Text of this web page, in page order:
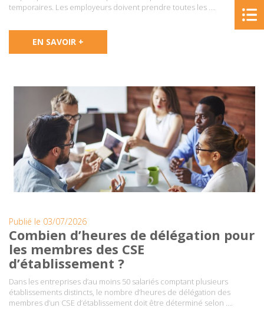
temporaires. Les employeurs doivent prendre toutes les ….
EN SAVOIR +
Publié le 03/07/2026
Combien d’heures de délégation pour
les membres des CSE
d’établissement ?
Dans les entreprises d’au moins 50 salariés comptant plusieurs
établissements distincts, le nombre d’heures de délégation des
membres d’un CSE d’établissement doit être déterminé selon ….